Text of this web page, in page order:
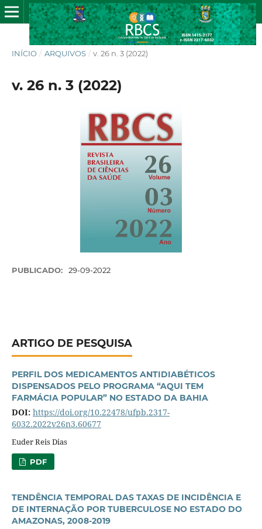
INÍCIO / ARQUIVOS / v. 26 n. 3 (2022)
v. 26 n. 3 (2022)
PUBLICADO: 29-09-2022
ARTIGO DE PESQUISA
PERFIL DOS MEDICAMENTOS ANTIDIABÉTICOS
DISPENSADOS PELO PROGRAMA “AQUI TEM
FARMÁCIA POPULAR” NO ESTADO DA BAHIA
DOI: https://doi.org/10.22478/ufpb.2317-
6032.2022v26n3.60677
Euder Reis Dias
PDF
TENDÊNCIA TEMPORAL DAS TAXAS DE INCIDÊNCIA E
DE INTERNAÇÃO POR TUBERCULOSE NO ESTADO DO
AMAZONAS, 2008-2019